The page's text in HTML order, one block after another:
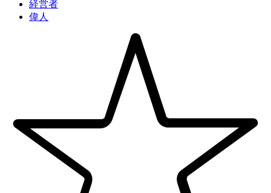
経営者
偉人